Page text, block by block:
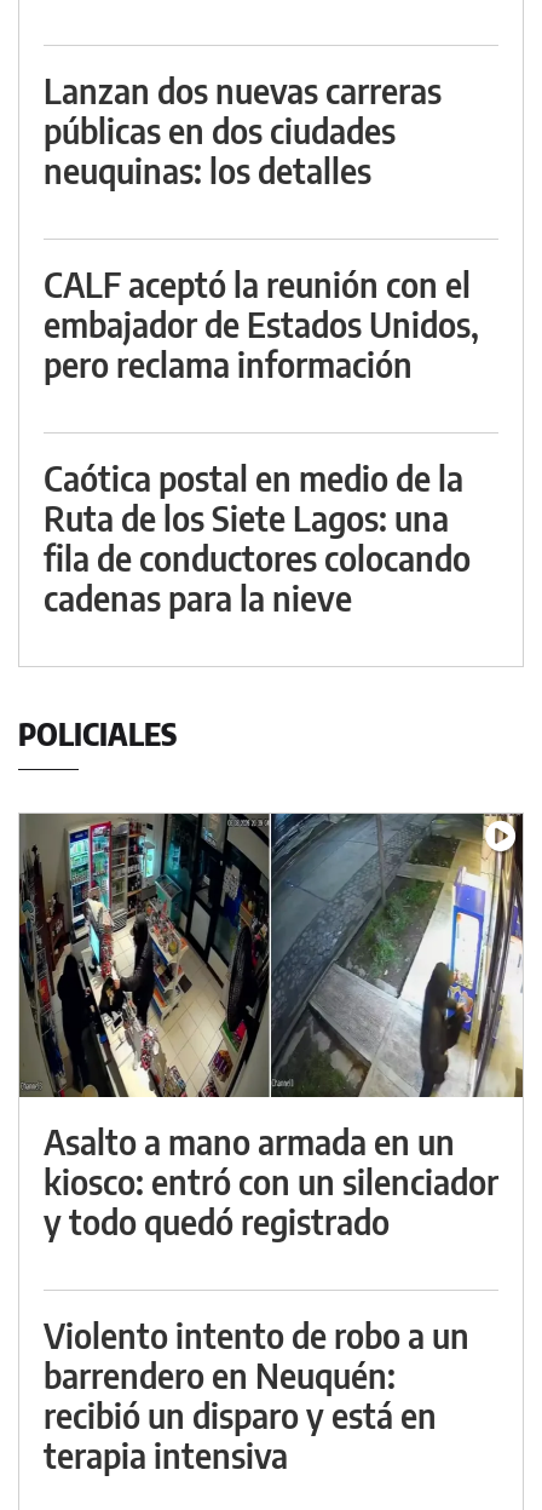
Lanzan dos nuevas carreras
públicas en dos ciudades
neuquinas: los detalles
CALF aceptó la reunión con el
embajador de Estados Unidos,
pero reclama información
Caótica postal en medio de la
Ruta de los Siete Lagos: una
fila de conductores colocando
cadenas para la nieve
POLICIALES
Asalto a mano armada en un
kiosco: entró con un silenciador
y todo quedó registrado
Violento intento de robo a un
barrendero en Neuquén:
recibió un disparo y está en
terapia intensiva